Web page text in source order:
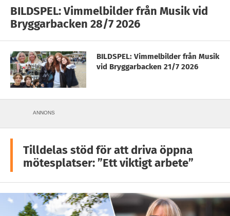
BILDSPEL: Vimmelbilder från Musik vid
Bryggarbacken 28/7 2026
BILDSPEL: Vimmelbilder från Musik
vid Bryggarbacken 21/7 2026
ANNONS
Tilldelas stöd för att driva öppna
mötesplatser: ”Ett viktigt arbete”